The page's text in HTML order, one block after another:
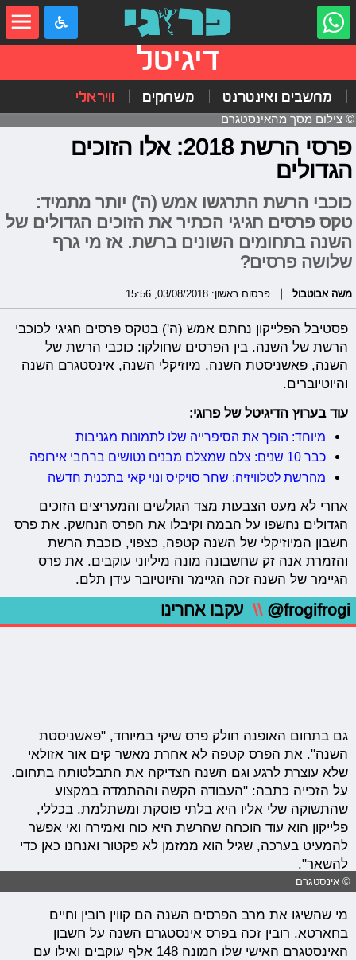
דיגיטל
מחשבים ואינטרנט משחקים וויראלי
© צילום מסך מהאינסטגרם
פרסי הרשת 2018: אלו הזוכים
הגדולים
כוכבי הרשת התרגשו אמש (ה') יותר מתמיד:
טקס פרסים חגיגי הכתיר את הזוכים הגדולים של
השנה בתחומים השונים ברשת. אז מי גרף
שלושה פרסים?
משה אבוטבול פרסום ראשון: 03/08/2018, 15:56
פסטיבל הפלייקון נחתם אמש (ה') בטקס פרסים חגיגי לכוכבי
הרשת של השנה. בין הפרסים שחולקו: כוכבי הרשת של
השנה, פאשניסטת השנה, מיוזיקלי השנה, אינסטגרם השנה
והיוטיוברים.
עוד בערוץ הדיגיטל של פרוגי:
מיוחד: הופך את הסיפרייה שלו לתמונות מגניבות
כבר 10 שנים: צלם שמצלם מבנים נטושים ברחבי אירופה
מהרשת לטלוויזיה: שחר סויקיס ונוי קאי בתכנית חדשה
אחרי לא מעט הצבעות מצד הגולשים והמעריצים הזוכים
הגדולים נחשפו על הבמה וקיבלו את הפרס הנחשק. את פרס
חשבון המיוזיקלי של השנה קטפה, כצפוי, כוכבת הרשת
והזמרת אנה זק שחשבונה מונה מיליוני עוקבים. את פרס
הגיימר של השנה זכה הגיימר והיוטיובר עידן תלם.
@frogifrogi
\\ עקבו אחרינו
גם בתחום האופנה חולק פרס שיקי במיוחד, "פאשניסטת
השנה". את הפרס קטפה לא אחרת מאשר קים אור אזולאי
שלא עוצרת לרגע וגם השנה הצדיקה את התבלטותה בתחום.
על הזכייה כתבה: "העבודה הקשה וההתמדה במקצוע
שהתשוקה שלי אליו היא בלתי פוסקת ומשתלמת. בכללי,
פלייקון הוא עוד הוכחה שהרשת היא כוח ואמירה ואי אפשר
להמעיט בערכה, שגיל הוא ממזמן לא פקטור ואנחנו כאן כדי
להשאר".
© אינסטגרם
מי שהשיגו את מרב הפרסים השנה הם קווין רובין וחיים
בחארטא. רובין זכה בפרס אינסטגרם השנה על חשבון
האינסטגרם האישי שלו המונה 148 אלף עוקבים ואילו עם